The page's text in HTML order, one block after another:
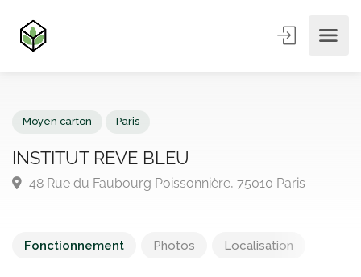
INSTITUT REVE BLEU
Fonctionnement Photos Localisation